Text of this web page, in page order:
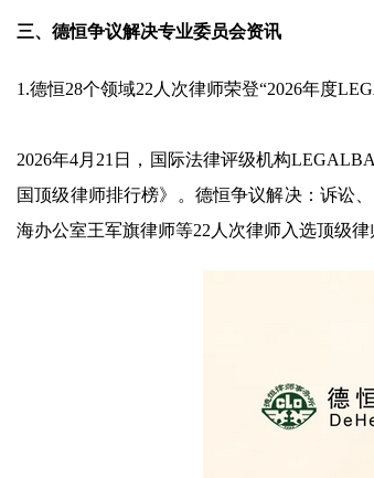
三、德恒争议解决专业委员会资讯
1.德恒28个领域22人次律师荣登“2026年度
2026年4月21日，国际法律评级机构
国顶级律师排行榜》。德恒争议解决：诉讼
海办公室王军旗律师等22人次律师入选顶级律